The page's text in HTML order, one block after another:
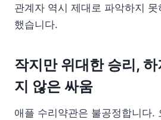
관계자 역시 제대로 파악하지
했습니다.
작지만 위대한 승리,
지 않은 싸움
애플 수리약관은 불공정합니다.